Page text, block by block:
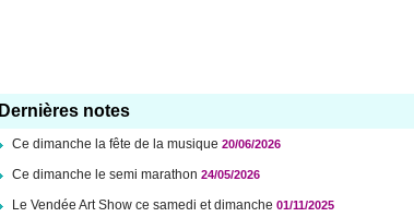
Dernières notes
Ce dimanche la fête de la musique 20/06/2026
Ce dimanche le semi marathon24/05/2026
Le Vendée Art Show ce samedi et dimanche 01/11/2025